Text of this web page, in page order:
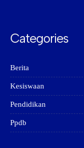
Categories
Berita
Kesiswaan
Pendidikan
Ppdb